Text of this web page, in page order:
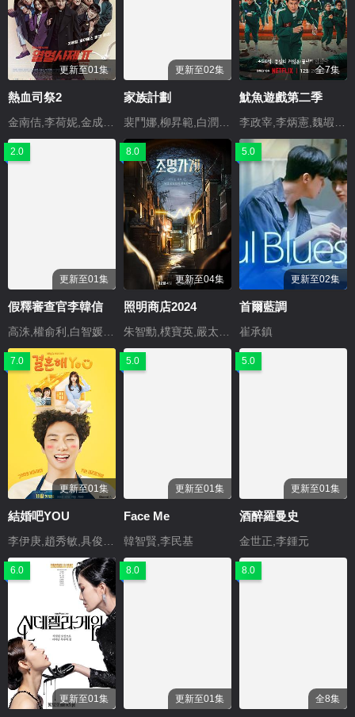
更新至01集
熱血司祭2
更新至02集
家族計劃
全7集
魷魚遊戲第二季
2.0
更新至01集
假釋審查官李韓信
8.0
更新至04集
照明商店2024
5.0
更新至02集
首爾藍調
崔承鎮
7.0
更新至01集
結婚吧YOU
李伊庚,趙秀敏,具俊會,池依秀
5.0
更新至01集
Face Me
韓智賢,李民基
5.0
更新至01集
酒醉羅曼史
金世正,李鍾元
6.0
更新至01集
8.0
更新至01集
8.0
全8集